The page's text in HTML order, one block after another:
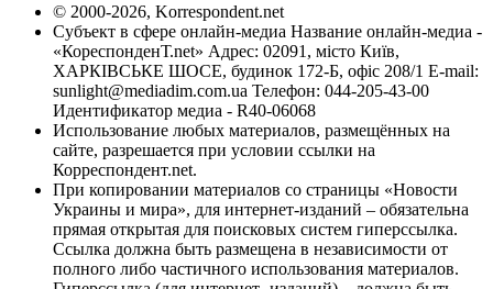
© 2000-2026, Korrespondent.net
Субъект в сфере онлайн-медиа Название онлайн-медиа -
«КореспонденТ.net» Адрес: 02091, місто Київ,
ХАРКІВСЬКЕ ШОСЕ, будинок 172-Б, офіс 208/1 E-mail:
sunlight@mediadim.com.ua Телефон: 044-205-43-00
Идентификатор медиа - R40-06068
Использование любых материалов, размещённых на
сайте, разрешается при условии ссылки на
Корреспондент.net.
При копировании материалов со страницы «Новости
Украины и мира», для интернет-изданий – обязательна
прямая открытая для поисковых систем гиперссылка.
Ссылка должна быть размещена в независимости от
полного либо частичного использования материалов.